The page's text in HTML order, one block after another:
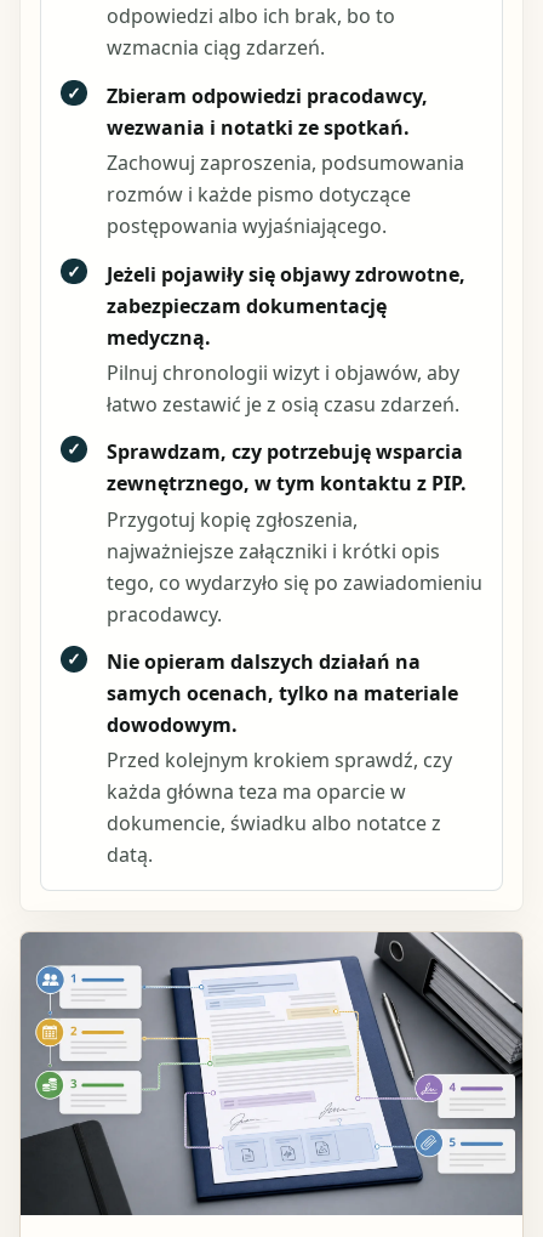
odpowiedzi albo ich brak, bo to
wzmacnia ciąg zdarzeń.
✓
Zbieram odpowiedzi pracodawcy,
wezwania i notatki ze spotkań.
Zachowuj zaproszenia, podsumowania
rozmów i każde pismo dotyczące
postępowania wyjaśniającego.
✓
Jeżeli pojawiły się objawy zdrowotne,
zabezpieczam dokumentację
medyczną.
Pilnuj chronologii wizyt i objawów, aby
łatwo zestawić je z osią czasu zdarzeń.
✓
Sprawdzam, czy potrzebuję wsparcia
zewnętrznego, w tym kontaktu z PIP.
Przygotuj kopię zgłoszenia,
najważniejsze załączniki i krótki opis
tego, co wydarzyło się po zawiadomieniu
pracodawcy.
✓
Nie opieram dalszych działań na
samych ocenach, tylko na materiale
dowodowym.
Przed kolejnym krokiem sprawdź, czy
każda główna teza ma oparcie w
dokumencie, świadku albo notatce z
datą.